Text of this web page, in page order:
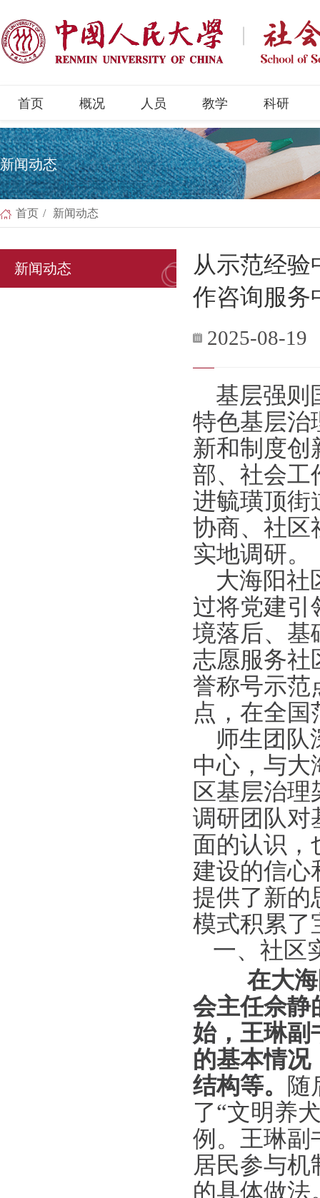
首页 概况 人员 教学 科研
新闻动态
首页 / 新闻动态
新闻动态
从示范经
作咨询服务
2025-08-19
基层强则
特色基层治
新和制度创
部、社会工
进毓璜顶街
协商、社区
实地调研。
大海阳社
过将党建引
境落后、基
志愿服务社
誉称号示范
点，在全
师生团队
中心，与大
区基层治
调研团队对
面的认识，
建设的信心
提供了新的
模式积累了
一、社区
在大海
会主任佘静
始，王琳副
的基本情况
结构等。
随
了“文明养
例。王琳副
居民参与
的具体做法